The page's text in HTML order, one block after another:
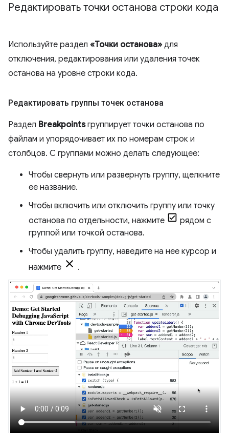
Редактировать точки останова строки кода
Используйте раздел «Точки останова» для
отключения, редактирования или удаления точек
останова на уровне строки кода.
Редактировать группы точек останова
Раздел Breakpointsгруппирует точки останова по
файлам и упорядочивает их по номерам строк и
столбцов. С группами можно делать следующее:
Чтобы свернуть или развернуть группу, щелкните
ее название.
Чтобы включить или отключить группу или точку
останова по отдельности, нажмите
рядом с
группой или точкой останова.
Чтобы удалить группу, наведите на нее курсор и
нажмите
.